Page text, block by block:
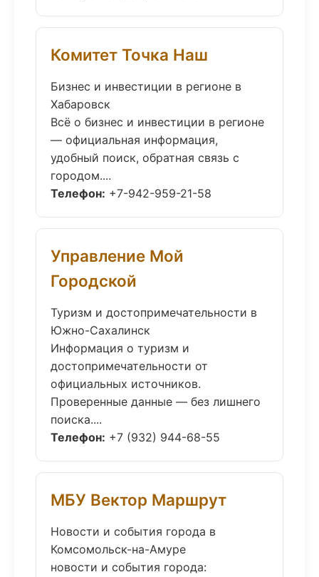
Комитет Точка Наш
Бизнес и инвестиции в регионе в
Хабаровск
Всё о бизнес и инвестиции в регионе
— официальная информация,
удобный поиск, обратная связь с
городом....
Телефон: +7-942-959-21-58
Управление Мой
Городской
Туризм и достопримечательности в
Южно-Сахалинск
Информация о туризм и
достопримечательности от
официальных источников.
Проверенные данные — без лишнего
поиска....
Телефон: +7 (932) 944-68-55
МБУ Вектор Маршрут
Новости и события города в
Комсомольск-на-Амуре
новости и события города: